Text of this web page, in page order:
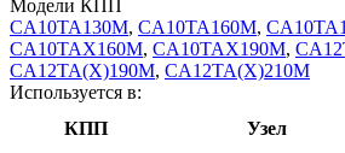
Модели КПП
CA10TA130M, CA10TA160M,
CA10TAX160M, CA10TAX190M,
CA12TA(X)190M, CA12TA(X)210M
Используется в:
КПП
Узел